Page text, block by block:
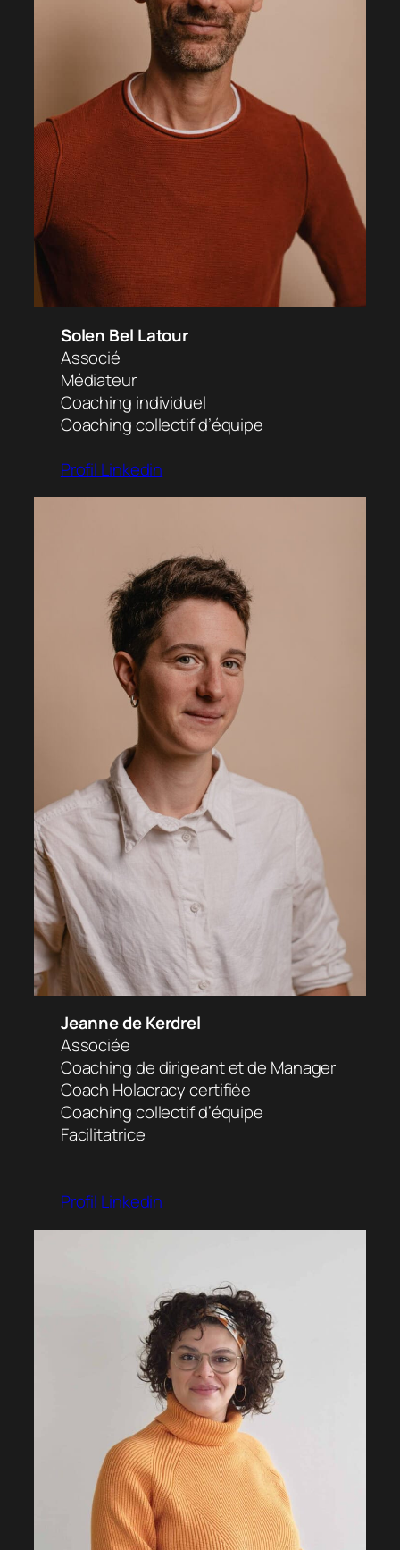
Solen Bel Latour
Associé
Médiateur
Coaching individuel
Coaching collectif d’équipe
Profil Linkedin
Jeanne de Kerdrel
Associée
Coaching de dirigeant et de Manager
Coach Holacracy certifiée
Coaching collectif d’équipe
Facilitatrice
Profil Linkedin